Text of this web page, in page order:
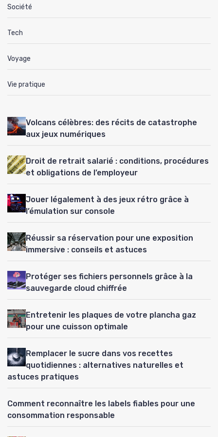
Société
Tech
Voyage
Vie pratique
Volcans célèbres: des récits de catastrophe
aux jeux numériques
Droit de retrait salarié : conditions, procédures
et obligations de l’employeur
Jouer légalement à des jeux rétro grâce à
l’émulation sur console
Réussir sa réservation pour une exposition
immersive : conseils et astuces
Protéger ses fichiers personnels grâce à la
sauvegarde cloud chiffrée
Entretenir les plaques de votre plancha gaz
pour une cuisson optimale
Remplacer le sucre dans vos recettes
quotidiennes : alternatives naturelles et
astuces pratiques
Comment reconnaître les labels fiables pour une
consommation responsable